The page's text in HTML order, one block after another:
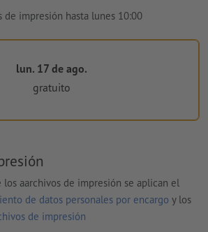
de impresión hasta lunes 10:00
lun. 17 de ago.
gratuito
los aarchivos de impresión se aplican el
de datos personales por encargo y los
de impresión